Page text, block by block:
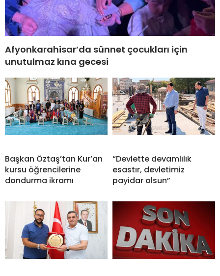
Afyonkarahisar’da sünnet çocukları için
unutulmaz kına gecesi
Başkan Öztaş’tan Kur’an
kursu öğrencilerine
dondurma ikramı
“Devlette devamlılık
esastır, devletimiz
payidar olsun”